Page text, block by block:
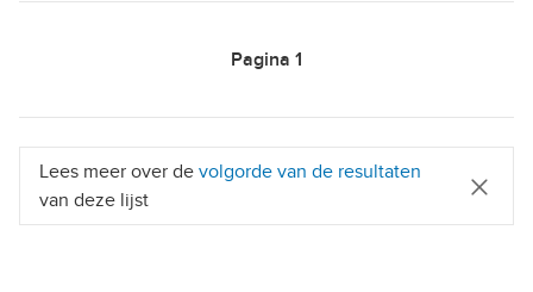
Pagina 1
Lees meer over de volgorde van de resultaten
van deze lijst